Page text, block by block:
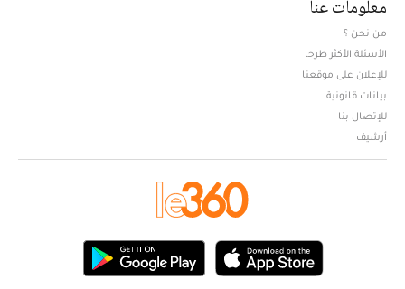
معلومات عنا
من نحن ؟
الأسئلة الأكثر طرحا
للإعلان على موقعنا
بيانات قانونية
للإتصال بنا
أرشيف